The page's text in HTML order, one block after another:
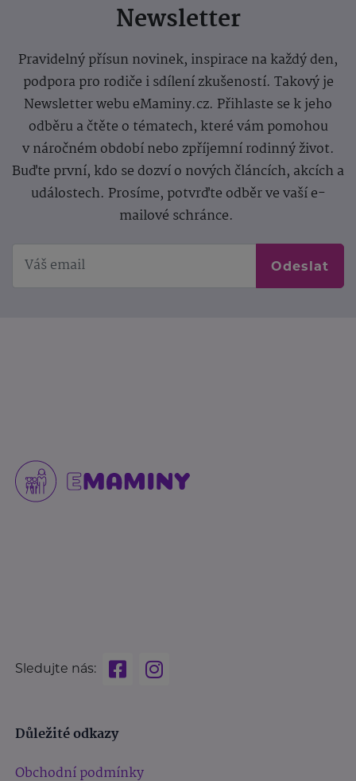
Newsletter
Pravidelný přísun novinek, inspirace na každý den,
podpora pro rodiče i sdílení zkušeností. Takový je
Newsletter webu eMaminy.cz. Přihlaste se k jeho
odběru a čtěte o tématech, které vám pomohou
v náročném období nebo zpříjemní rodinný život.
Buďte první, kdo se dozví o nových článcích, akcích a
událostech. Prosíme, potvrďte odběr ve vaší e-
mailové schránce.
Odeslat
Sledujte nás:
Důležité odkazy
Obchodní podmínky